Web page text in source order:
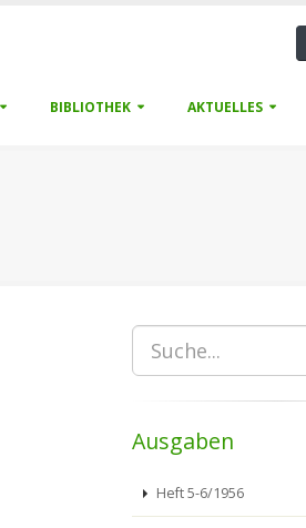
BIBLIOTHEK AKTUELLES
Ausgaben
Heft 5-6/1956